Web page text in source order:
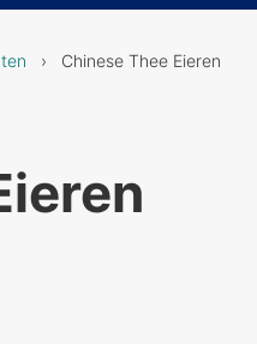
› Chinese Thee Eieren